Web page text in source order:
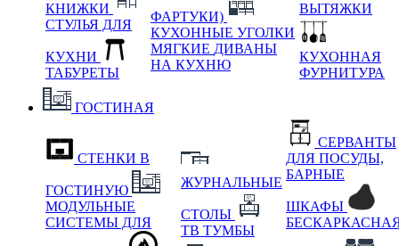
КНИЖКИ
СТУЛЬЯ ДЛЯ
КУХНИ
ТАБУРЕТЫ
ФАРТУКИ)
КУХОННЫЕ УГОЛКИ
МЯГКИЕ ДИВАНЫ
НА КУХНЮ
ВЫТЯЖКИ
КУХОННАЯ
ФУРНИТУРА
ГОСТИНАЯ
СТЕНКИ В
ГОСТИНУЮ
МОДУЛЬНЫЕ
СИСТЕМЫ ДЛЯ
ЖУРНАЛЬНЫЕ
СТОЛЫ
ТВ ТУМБЫ
СЕРВАНТЫ
ДЛЯ ПОСУДЫ,
БАРНЫЕ
ШКАФЫ